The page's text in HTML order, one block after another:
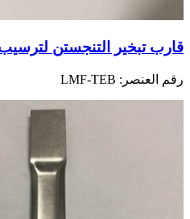
قارب تبخير التنجستن لترسيب
رقم العنصر: